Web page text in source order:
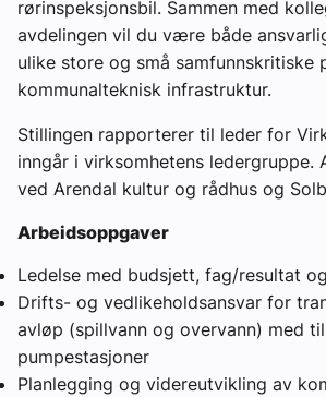
rørinspeksjonsbil. Sammen med
avdelingen vil du være både
ulike store og små samfunnskritiske
kommunalteknisk infrastruktur.
Stillingen rapporterer til leder for
inngår i virksomhetens ledergruppe.
ved Arendal kultur og rådhus og
Arbeidsoppgaver
Ledelse med budsjett, fag/resultat
Drifts- og vedlikeholdsansvar for
avløp (spillvann og overvann) med
pumpestasjoner
Planlegging og videreutvikling av